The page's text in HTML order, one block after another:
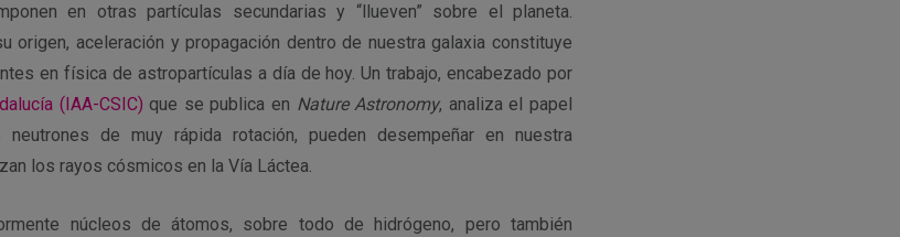
en otras partículas secundarias y “llueven” sobre el planeta.
origen, aceleración y propagación dentro de nuestra galaxia constituye
en física de astropartículas a día de hoy. Un trabajo, encabezado por
(IAA-CSIC) que se publica en Nature Astronomy, analiza el papel
de muy rápida rotación, pueden desempeñar en nuestra
los rayos cósmicos en la Vía Láctea.
núcleos de átomos, sobre todo de hidrógeno, pero también